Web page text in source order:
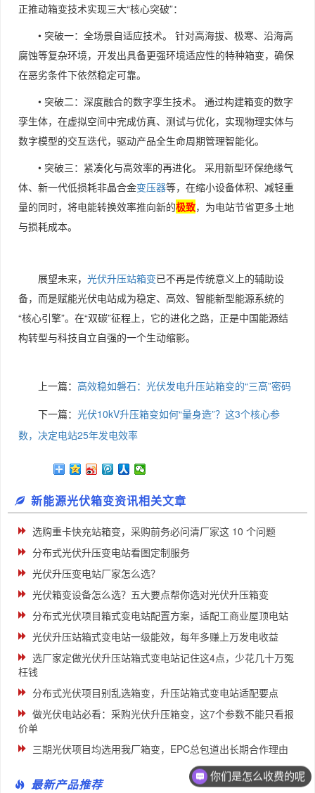
正推动箱变技术实现三大“核心突破”：
• 突破一：全场景自适应技术。 针对高海拔、极寒、沿海高
腐蚀等复杂环境，开发出具备更强环境适应性的特种箱变，确保
在恶劣条件下依然稳定可靠。
• 突破二：深度融合的数字孪生技术。 通过构建箱变的数字
孪生体，在虚拟空间中完成仿真、测试与优化，实现物理实体与
数字模型的交互迭代，驱动产品全生命周期管理智能化。
• 突破三：紧凑化与高效率的再进化。 采用新型环保绝缘气
体、新一代低损耗非晶合金变压器等，在缩小设备体积、减轻重
量的同时，将电能转换效率推向新的极致，为电站节省更多土地
与损耗成本。
展望未来， 光伏升压站箱变已不再是传统意义上的辅助设
备，而是赋能光伏电站成为稳定、高效、智能新型能源系统的
“核心引擎”。在“双碳”征程上，它的进化之路，正是中国能源结
构转型与科技自立自强的一个生动缩影。
上一篇： 高效稳如磐石：光伏发电升压站箱变的“三高”密码
下一篇： 光伏10kV升压箱变如何“量身造”？这3个核心参
数，决定电站25年发电效率
新能源光伏箱变资讯相关文章
选购重卡快充站箱变，采购前务必问清厂家这 10 个问题
分布式光伏升压变电站看图定制服务
光伏升压变电站厂家怎么选？
光伏箱变设备怎么选？五大要点帮你选对光伏升压箱变
分布式光伏项目箱式变电站配置方案，适配工商业屋顶电站
光伏升压站箱式变电站一级能效，每年多赚上万发电收益
选厂家定做光伏升压站箱式变电站记住这4点，少花几十万冤
枉钱
分布式光伏项目别乱选箱变，升压站箱式变电站适配要点
做光伏电站必看：采购光伏升压箱变，这7个参数不能只看报
价单
三期光伏项目均选用我厂箱变，EPC总包道出长期合作理由
最新产品推荐 你们是怎么收费的呢